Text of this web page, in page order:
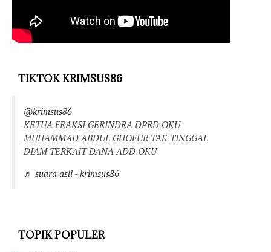
TIKTOK KRIMSUS86
@krimsus86
KETUA FRAKSI GERINDRA DPRD OKU
MUHAMMAD ABDUL GHOFUR TAK TINGGAL
DIAM TERKAIT DANA ADD OKU
♬ suara asli - krimsus86
TOPIK POPULER